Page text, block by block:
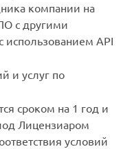
компании на
с другими
API
и услуг по
сроком на 1 год и
Лицензиаром
условий